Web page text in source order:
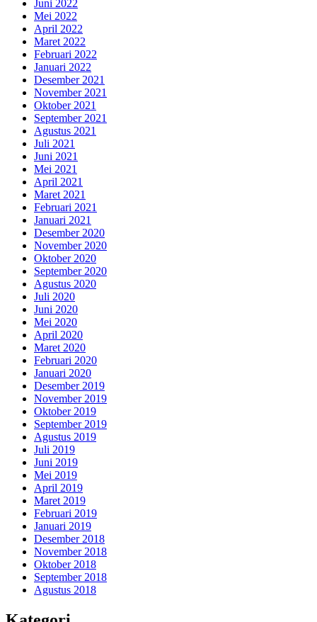
Juni 2022
Mei 2022
April 2022
Maret 2022
Februari 2022
Januari 2022
Desember 2021
November 2021
Oktober 2021
September 2021
Agustus 2021
Juli 2021
Juni 2021
Mei 2021
April 2021
Maret 2021
Februari 2021
Januari 2021
Desember 2020
November 2020
Oktober 2020
September 2020
Agustus 2020
Juli 2020
Juni 2020
Mei 2020
April 2020
Maret 2020
Februari 2020
Januari 2020
Desember 2019
November 2019
Oktober 2019
September 2019
Agustus 2019
Juli 2019
Juni 2019
Mei 2019
April 2019
Maret 2019
Februari 2019
Januari 2019
Desember 2018
November 2018
Oktober 2018
September 2018
Agustus 2018